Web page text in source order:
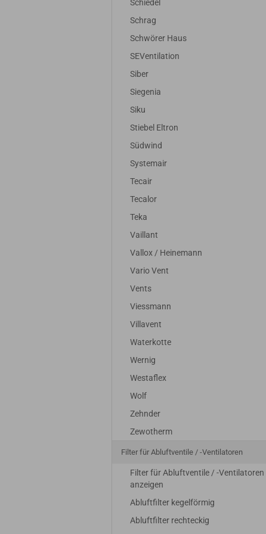
Filter passend für Alpha InnoTec
Schiedel
Schrag
Schwörer Haus
SEVentilation
Siber
Siegenia
Siku
Stiebel Eltron
Südwind
Systemair
Tecair
Tecalor
Teka
Vaillant
Vallox / Heinemann
Vario Vent
Vents
Viessmann
Villavent
Waterkotte
Wernig
Westaflex
Wolf
Zehnder
Zewotherm
Filter für Abluftventile / -Ventilatoren
Filter für Abluftventile / -Ventilatoren
anzeigen
Abluftfilter kegelförmig
Abluftfilter rechteckig